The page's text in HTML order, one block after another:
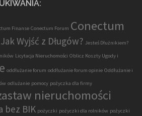
Finanse Conectum Forum Conectum
Jak Wyjść z Długów? Jesteś Dłużnikiem?
Licytacja Nieruchomości Oblicz Koszty Ugody i
oddłużanie forum oddłużanie forum opinie Oddłużanie i
odlużanie pomocy pożyczka dla firmy
nieruchomości
bez BIK pożyczki pożyczki dla rolników pożyczki